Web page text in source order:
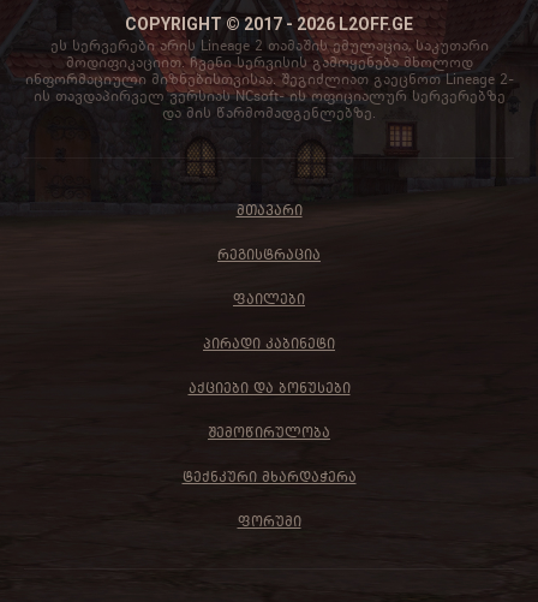
COPYRIGHT © 2017 - 2026 L2OFF.GE
ეს სერვერები არის Lineage 2 თამაშის ემულაცია, საკუთარი
მოდიფიკაციით. ჩვენი სერვისის გამოყენება მხოლოდ
ინფორმაციული მიზნებისთვისაა. შეგიძლიათ გაეცნოთ Lineage 2-
ის თავდაპირველ ვერსიას NCsoft- ის ოფიციალურ სერვერებზე
და მის წარმომადგენლებზე.
ᲛᲗᲐᲕᲐᲠᲘ
ᲠᲔᲒᲘᲡᲢᲠᲐᲪᲘᲐ
ᲤᲐᲘᲚᲔᲑᲘ
ᲞᲘᲠᲐᲓᲘ ᲙᲐᲑᲘᲜᲔᲢᲘ
ᲐᲥᲪᲘᲔᲑᲘ ᲓᲐ ᲑᲝᲜᲣᲡᲔᲑᲘ
ᲨᲔᲛᲝᲬᲘᲠᲣᲚᲝᲑᲐ
ᲢᲔᲥᲜᲙᲣᲠᲘ ᲛᲮᲐᲠᲓᲐᲭᲔᲠᲐ
ᲤᲝᲠᲣᲛᲘ